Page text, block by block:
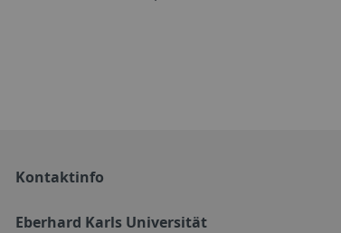
Kontaktinfo
Eberhard Karls Universität